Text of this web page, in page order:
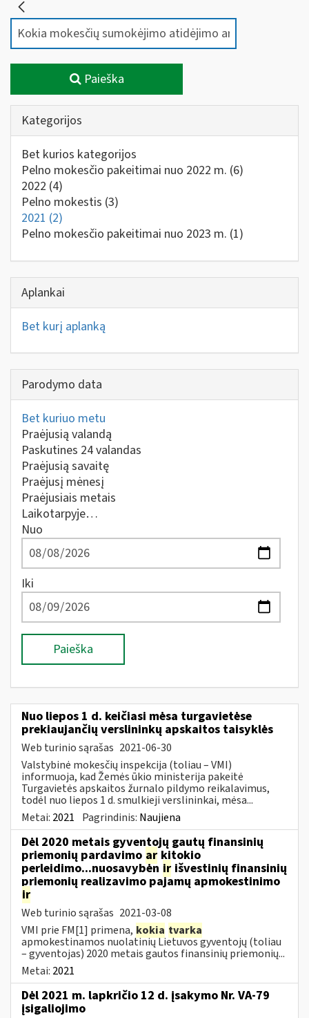
Paieška
Kategorijos
Bet kurios kategorijos
Pelno mokesčio pakeitimai nuo 2022 m. (6)
2022 (4)
Pelno mokestis (3)
2021 (2)
Pelno mokesčio pakeitimai nuo 2023 m. (1)
Aplankai
Bet kurį aplanką
Parodymo data
Bet kuriuo metu
Praėjusią valandą
Paskutines 24 valandas
Praėjusią savaitę
Praėjusį mėnesį
Praėjusiais metais
Laikotarpyje…
Nuo
Iki
Paieška
Nuo liepos 1 d. keičiasi mėsa turgavietėse
prekiaujančių verslininkų apskaitos taisyklės
Web turinio sąrašas 2021-06-30
Valstybinė mokesčių inspekcija (toliau – VMI)
informuoja, kad Žemės ūkio ministerija pakeitė
Turgavietės apskaitos žurnalo pildymo reikalavimus,
todėl nuo liepos 1 d. smulkieji verslininkai, mėsa...
Metai: 2021 Pagrindinis: Naujiena
Dėl 2020 metais gyventojų gautų finansinių
priemonių pardavimo ar kitokio
perleidimo...nuosavybėn ir išvestinių finansinių
priemonių realizavimo pajamų apmokestinimo
ir
Web turinio sąrašas 2021-03-08
VMI prie FM[1] primena, kokia tvarka
apmokestinamos nuolatinių Lietuvos gyventojų (toliau
– gyventojas) 2020 metais gautos finansinių priemonių...
Metai: 2021
Dėl 2021 m. lapkričio 12 d. įsakymo Nr. VA-79
įsigaliojimo